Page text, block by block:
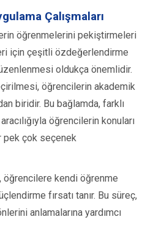
Çalışmaları
öğrenmelerini pekiştirmeleri
için çeşitli özdeğerlendirme
oldukça önemlidir.
öğrencilerin akademik
biridir. Bu bağlamda, farklı
öğrencilerin konuları
pek çok seçenek
kendi öğrenme
fırsatı tanır. Bu süreç,
anlamalarına yardımcı